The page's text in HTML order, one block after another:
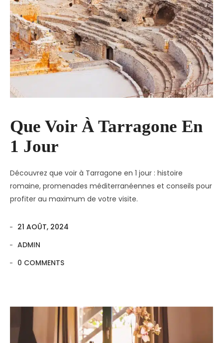
Que Voir À Tarragone En
1 Jour
Découvrez que voir à Tarragone en 1 jour : histoire
romaine, promenades méditerranéennes et conseils pour
profiter au maximum de votre visite.
21 AOÛT, 2024
ADMIN
0 COMMENTS